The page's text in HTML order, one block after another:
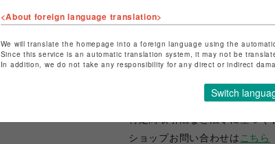
池袋PARCO
ショップお問い合わせは こちら
<About foreign language translation>
We will translate the homepage into a foreign language using the
Since this service is an automatic translation system, it may not be
In addition, we do not take any responsibility for any direct or indirect
Switch